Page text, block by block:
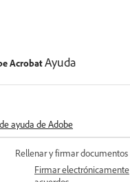
AcrobatAyuda
ayuda de Adobe
Establecer nivel de
firmas digitales
Rellenar y firmar documentos
Firmar electrónicamente